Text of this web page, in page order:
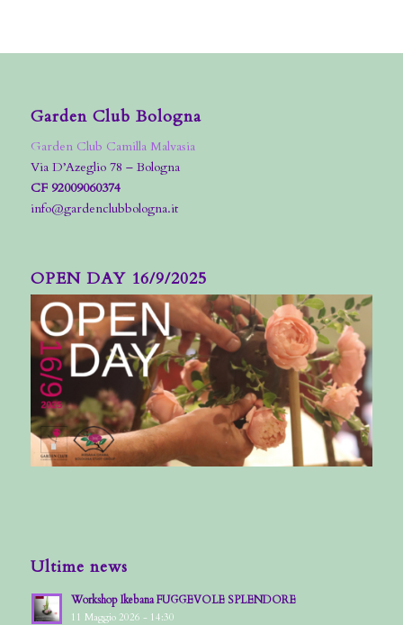
Garden Club Bologna
Garden Club Camilla Malvasia
Via D’Azeglio 78 – Bologna
CF 92009060374
info@gardenclubbologna.it
OPEN DAY 16/9/2025
Ultime news
Workshop Ikebana FUGGEVOLE SPLENDORE
11 Maggio 2026 - 14:30